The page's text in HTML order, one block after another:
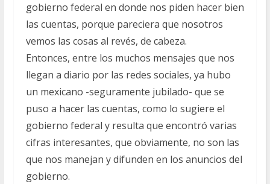
gobierno federal en donde nos piden hacer bien
las cuentas, porque pareciera que nosotros
vemos las cosas al revés, de cabeza.
Entonces, entre los muchos mensajes que nos
llegan a diario por las redes sociales, ya hubo
un mexicano -seguramente jubilado- que se
puso a hacer las cuentas, como lo sugiere el
gobierno federal y resulta que encontró varias
cifras interesantes, que obviamente, no son las
que nos manejan y difunden en los anuncios del
gobierno.